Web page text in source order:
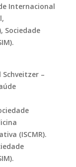
Internacional
Sociedade
–
(ISCMR).